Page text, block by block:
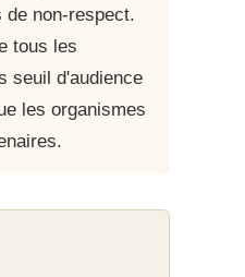
non-respect.
tous les
seuil d'audience
les organismes